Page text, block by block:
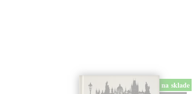
na sklade